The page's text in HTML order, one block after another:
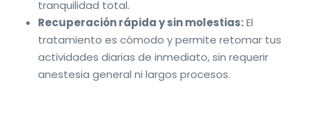
tranquilidad total.
Recuperación rápida y sin molestias:El
tratamiento es cómodo y permite retomar tus
actividades diarias de inmediato, sin requerir
anestesia general ni largos procesos.